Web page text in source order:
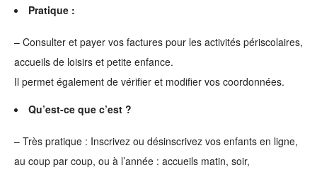
Pratique :
– Consulter et payer vos factures pour les activités périscolaires,
accueils de loisirs et petite enfance.
Il permet également de vérifier et modifier vos coordonnées.
Qu’est-ce que c’est ?
– Très pratique : Inscrivez ou désinscrivez vos enfants en ligne,
au coup par coup, ou à l’année : accueils matin, soir,